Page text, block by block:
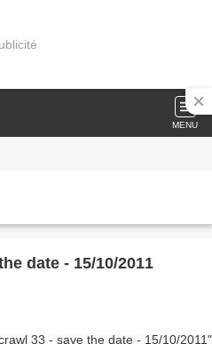
MENU
date - 15/10/2011